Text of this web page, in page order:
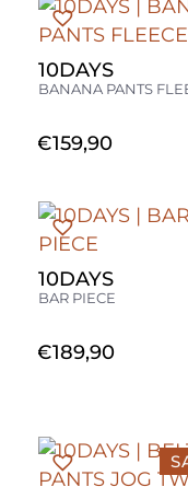
10DAYS
BANANA PANTS
€159,90
10DAYS
BAR PIECE
€189,90